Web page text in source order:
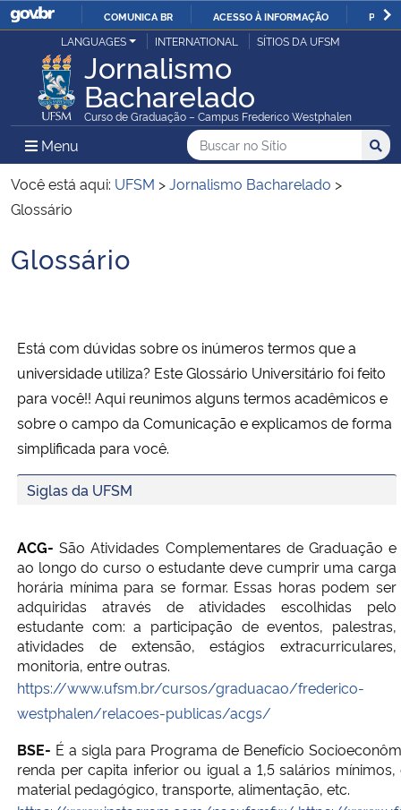
IR
PARA
O
CONTEÚDO
COMUNICA BR ACESSO À INFORMAÇÃO
Ministério da Justiça e Segurança Pública
Ministério da Defesa
Ministério das Relações Exteriores
Ministério da Infraestrutura
Ministério da Educação
Ministério da Cidadania
Ministério da Ciência, Tecnologia, Inovações e Comunicações
Ministério do Meio Ambiente
Ministério do Turismo
Ministério do Desenvolvimento Regional
Controladoria-Geral da União
Ministério da Mulher, da Família e dos Direitos Humanos
LANGUAGES INTERNATIONAL SÍTIOS DA UFSM
Jornalismo
Bacharelado
Curso de Graduação – Campus Frederico Westphalen
Menu Menu Principal do Sítio
Busca
Buscar no no Sítio
Busca:
Você está aqui: UFSM >Jornalismo Bacharelado >
Glossário
Início do conteúdo
Glossário
Está com dúvidas sobre os inúmeros termos que a
universidade utiliza? Este Glossário Universitário foi feito
para você!! Aqui reunimos alguns termos acadêmicos e
sobre o campo da Comunicação e explicamos de forma
simplificada para você.
Siglas da UFSM
ACG- São Atividades Complementares de Graduação e
ao longo do curso o estudante deve cumprir uma carga
horária mínima para se formar. Essas horas podem ser
adquiridas através de atividades escolhidas pelo
estudante com: a participação de eventos, palestras,
atividades de extensão, estágios extracurriculares,
monitoria, entre outras.
https://www.ufsm.br/cursos/graduacao/frederico-
westphalen/relacoes-publicas/acgs/
BSE- É a sigla para Programa de Benefício
renda per capita inferior ou igual a 1,5 salários
material pedagógico, transporte, alimentação, etc.